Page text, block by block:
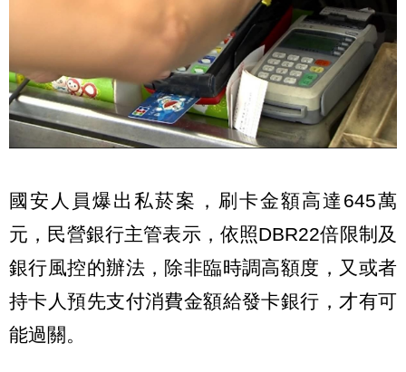
國安人員爆出私菸案，刷卡金額高達645萬
元，民營銀行主管表示，依照DBR22倍限制及
銀行風控的辦法，除非臨時調高額度，又或者
持卡人預先支付消費金額給發卡銀行，才有可
能過關。